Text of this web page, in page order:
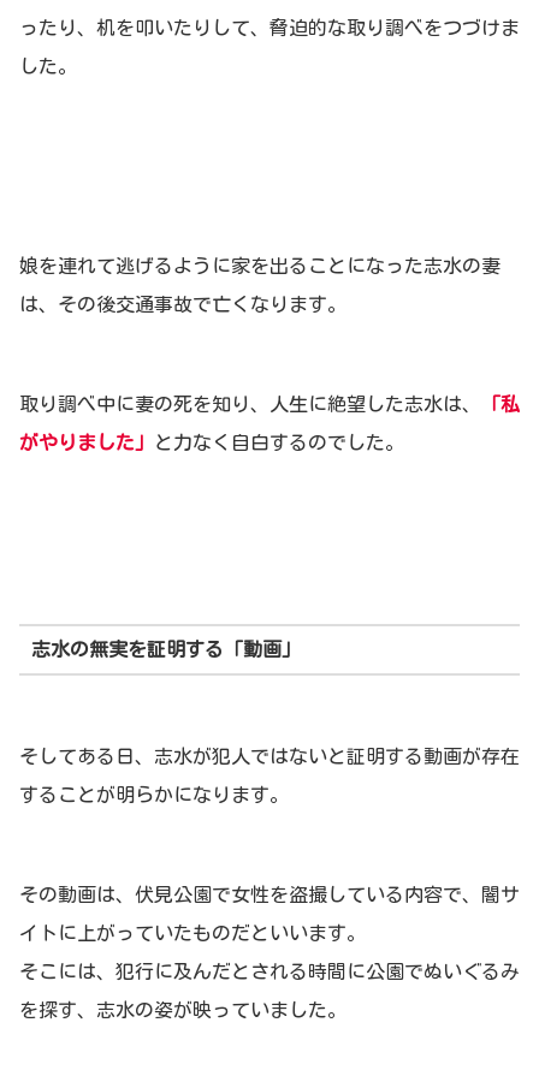
ったり、机を叩いたりして、脅迫的な取り調べをつづけま
した。
娘を連れて逃げるように家を出ることになった志水の妻
は、その後交通事故で亡くなります。
取り調べ中に妻の死を知り、人生に絶望した志水は、
「私
がやりました」
と力なく自白するのでした。
志水の無実を証明する「動画」
そしてある日、志水が犯人ではないと証明する動画が存在
することが明らかになります。
その動画は、伏見公園で女性を盗撮している内容で、闇サ
イトに上がっていたものだといいます。
そこには、犯行に及んだとされる時間に公園でぬいぐるみ
を探す、志水の姿が映っていました。